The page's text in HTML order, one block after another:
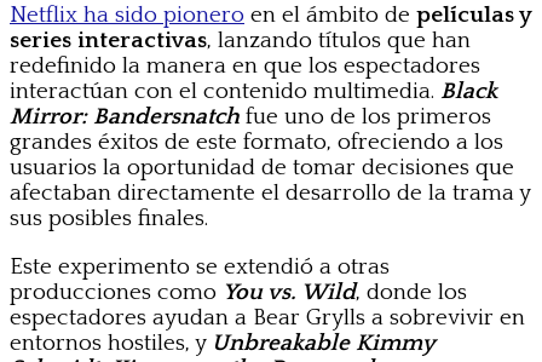
Netflix ha sido pionero en el ámbito de películas y
series interactivas, lanzando títulos que han
redefinido la manera en que los espectadores
interactúan con el contenido multimedia. Black
Mirror: Bandersnatch fue uno de los primeros
grandes éxitos de este formato, ofreciendo a los
usuarios la oportunidad de tomar decisiones que
afectaban directamente el desarrollo de la trama y
sus posibles finales.
Este experimento se extendió a otras
producciones como You vs. Wild, donde los
espectadores ayudan a Bear Grylls a sobrevivir en
entornos hostiles, y Unbreakable Kimmy